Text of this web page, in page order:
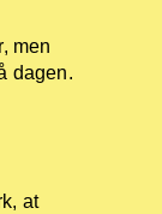
men
dagen.
at